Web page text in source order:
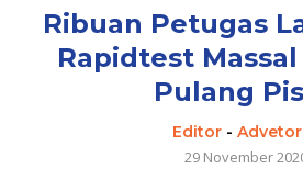
Ribuan Petugas
Rapidtest
Pulang
Editor-
29 November